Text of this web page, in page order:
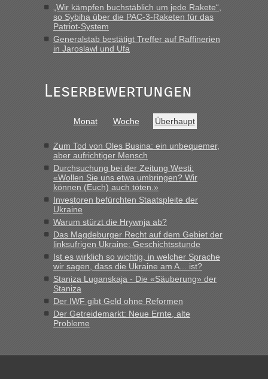
Berichte und Reisetipps • Re: An welchem
Grenzübergang zwischen Polen und der Ukraine geht es am
schnellsten?
„Gestern 6 Stunden warten vor der Grenze Richtung Polen
Grenzübergang zwischen Polen und der Ukraine geht es am
„Bin am Montag 15.6.26 um 8 Uhr in Urgyniw ausgereist,
das erste Mal an einem Montagmorgen ca. 15 Fahrzeuge
vor mir, bin sonst der Erste oder Zweite, egal, nach ca 20
Minuten wurde dann die nächste Welle...“
Berichte und Reisetipps • Re: An welchem
Grenzübergang zwischen Polen und der Ukraine geht es am
schnellsten?
„Derzeit, ist es überall sehr voll an den Grenzen Ukraine/
Polen. Zb. Krakovets 100 PKW ca. 10 h Wartezeit. Wollen
Montag rüber, versuchen es sehr früh.“
„Wir kämpfen buchstäblich um jede Rakete“,
so Sybiha über die PAC-3-Raketen für das
Patriot-System
Generalstab bestätigt Treffer auf Raffinerien
in Jaroslawl und Ufa
Leserbewertungen
Monat Woche Überhaupt
Zum Tod von Oles Busina: ein unbequemer,
aber aufrichtiger Mensch
Durchsuchung bei der Zeitung Westi:
«Wollen Sie uns etwa umbringen? Wir
können (Euch) auch töten.»
Investoren befürchten Staatspleite der
Ukraine
Warum stürzt die Hrywnja ab?
Das Magdeburger Recht auf dem Gebiet der
linksufrigen Ukraine: Geschichtsstunde
Ist es wirklich so wichtig, in welcher Sprache
wir sagen, dass die Ukraine am A... ist?
Staniza Luganskaja - Die «Säuberung» der
Staniza
Der IWF gibt Geld ohne Reformen
Der Getreidemarkt: Neue Ernte, alte
Probleme